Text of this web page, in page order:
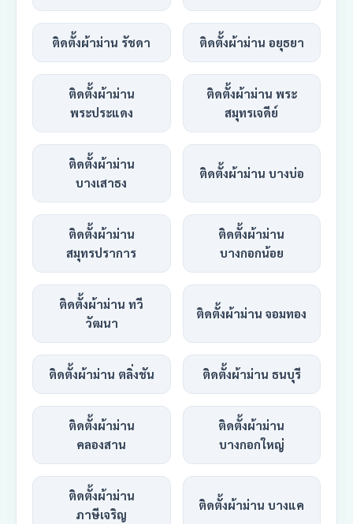
ติดตั้งผ้าม่าน รัชดา ติดตั้งผ้าม่าน อยุธยา
ติดตั้งผ้าม่าน
พระประแดง
ติดตั้งผ้าม่าน พระ
สมุทรเจดีย์
ติดตั้งผ้าม่าน
บางเสาธง
ติดตั้งผ้าม่าน บางบ่อ
ติดตั้งผ้าม่าน
สมุทรปราการ
ติดตั้งผ้าม่าน
บางกอกน้อย
ติดตั้งผ้าม่าน ทวี
วัฒนา
ติดตั้งผ้าม่าน จอมทอง
ติดตั้งผ้าม่าน ตลิ่งชัน ติดตั้งผ้าม่าน ธนบุรี
ติดตั้งผ้าม่าน
คลองสาน
ติดตั้งผ้าม่าน
บางกอกใหญ่
ติดตั้งผ้าม่าน
ภาษีเจริญ
ติดตั้งผ้าม่าน บางแค